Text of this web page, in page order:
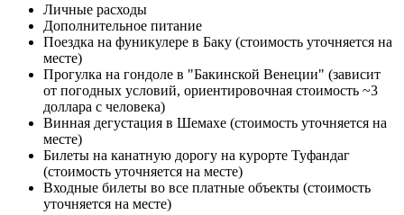
Личные расходы
Дополнительное питание
Поездка на фуникулере в Баку (стоимость уточняется на
месте)
Прогулка на гондоле в "Бакинской Венеции" (зависит
от погодных условий, ориентировочная стоимость ~3
доллара с человека)
Винная дегустация в Шемахе (стоимость уточняется на
месте)
Билеты на канатную дорогу на курорте Туфандаг
(стоимость уточняется на месте)
Входные билеты во все платные объекты (стоимость
уточняется на месте)